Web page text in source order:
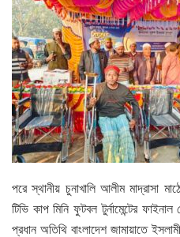
পরে স্থানীয় চুনাখালি আলীম মাদ্রাসা
টিভি কাপ মিনি ফুটবল টুর্নামেন্টের
প্রধান অতিথি বাংলাদেশ জামায়াতে